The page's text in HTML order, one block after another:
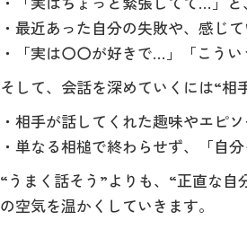
・最近あった自分の失敗や、感じ
・「実は〇〇が好きで…」「こう
そして、会話を深めていくには“相
・相手が話してくれた趣味やエピ
・単なる相槌で終わらせず、「自
“うまく話そう”よりも、“正直な
の空気を温かくしていきます。